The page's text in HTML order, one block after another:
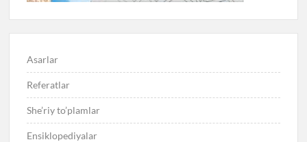
Asarlar
Referatlar
She’riy to’plamlar
Ensiklopediyalar